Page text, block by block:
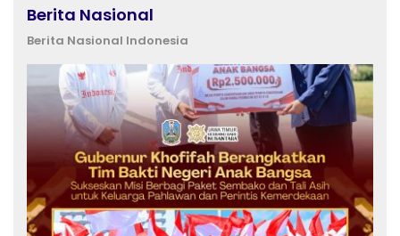
Berita Nasional
Berita Nasional Indonesia